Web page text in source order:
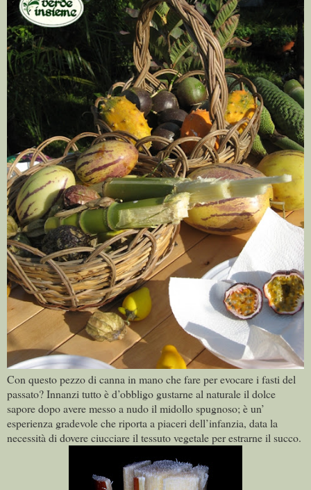
Con questo pezzo di canna in mano che fare per evocare i fasti del
passato? Innanzi tutto è d’obbligo gustarne al naturale il dolce
sapore dopo avere messo a nudo il midollo spugnoso; è un’
esperienza gradevole che riporta a piaceri dell’infanzia, data la
necessità di dovere ciucciare il tessuto vegetale per estrarne il succo.